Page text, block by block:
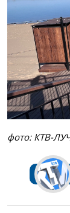
фото: КТВ-